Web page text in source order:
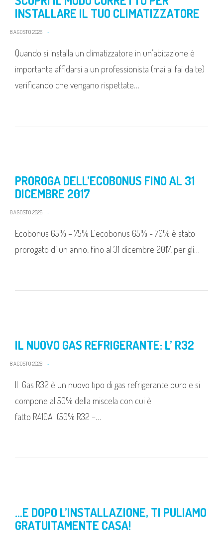
INSTALLARE IL TUO CLIMATIZZATORE
8 AGOSTO 2026
Quando si installa un climatizzatore in un’abitazione è
importante affidarsi a un professionista (mai al fai da te)
verificando che vengano rispettate…
PROROGA DELL’ECOBONUS FINO AL 31
DICEMBRE 2017
8 AGOSTO 2026
Ecobonus 65% – 75% L'ecobonus 65% - 70% è stato
prorogato di un anno, fino al 31 dicembre 2017, per gli…
IL NUOVO GAS REFRIGERANTE: L’ R32
8 AGOSTO 2026
Il Gas R32 è un nuovo tipo di gas refrigerante puro e si
compone al 50% della miscela con cui è
fatto R410A (50% R32 –…
…E DOPO L’INSTALLAZIONE, TI PULIAMO
GRATUITAMENTE CASA!